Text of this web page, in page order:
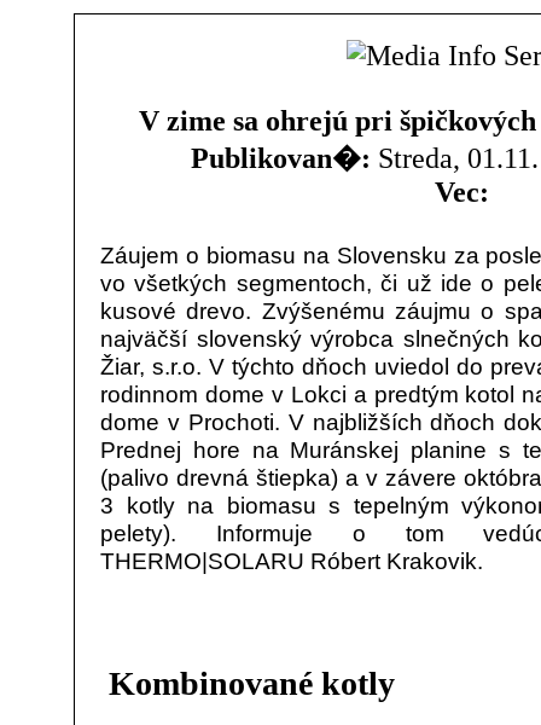
V zime sa ohrejú pri
Publikovan�: Streda,
Vec:
Záujem o biomasu na Slovensku za
vo všetkých segmentoch, či už ide o
kusové drevo. Zvýšenému záujmu o
najväčší slovenský výrobca slnečných
Žiar, s.r.o. V týchto dňoch uviedol do
rodinnom dome v Lokci a predtým kotol
dome v Prochoti. V najbližších dňoch
Prednej hore na Muránskej planine s
(palivo drevná štiepka) a v závere
3 kotly na biomasu s tepelným
pelety). Informuje o tom
THERMO|SOLARU Róbert Krakovik.
Kombinované kotly